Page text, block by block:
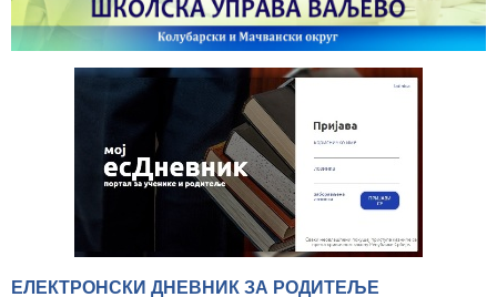
ЕЛЕКТРОНСКИ ДНЕВНИК ЗА РОДИТЕЉЕ